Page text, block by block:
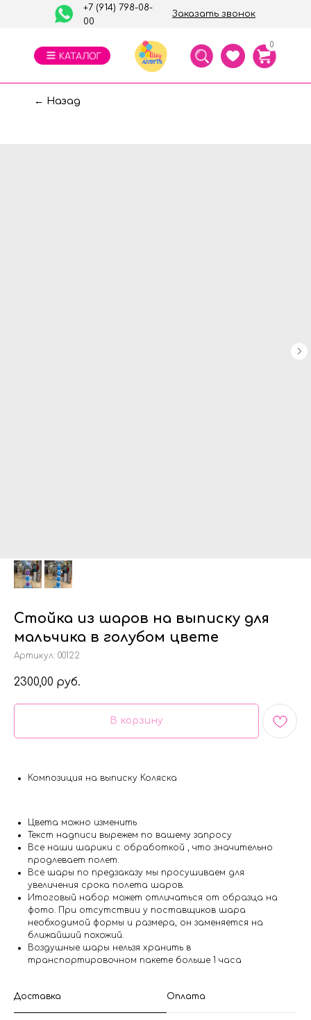
Заказать звонок
+7 (914) 798-08-
00
0
← Назад
Стойка из шаров на выписку для
мальчика в голубом цвете
Артикул: 00122
2300,00 руб.
В корзину
Композиция на выписку Коляска
Цвета можно изменить
Текст надписи вырежем по вашему запросу
Все наши шарики с обработкой , что значительно
продлевает полет.
Все шары по предзаказу мы просушиваем для
увеличения срока полета шаров.
Итоговый набор может отличаться от образца на
фото. При отсутствии у поставщиков шара
необходимой формы и размера, он заменяется на
ближайший похожий.
Воздушные шары нельзя хранить в
транспортировочном пакете больше 1 часа
Доставка Оплата